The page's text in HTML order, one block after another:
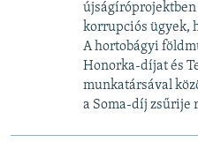
korrupciós ügyek,
A hortobágyi
Honorka-díjat és
munkatársával
a Soma-díj zsűrije